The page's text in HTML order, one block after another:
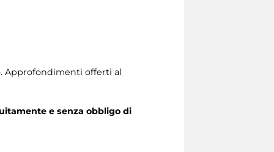
Approfondimenti offerti al
e senza obbligo di